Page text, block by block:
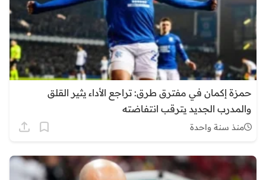
حمزة إكمان في مفترق طرق: تراجع الأداء يثير القلق
والمدرب الجديد يترقب انتفاضته
منذ سنة واحدة